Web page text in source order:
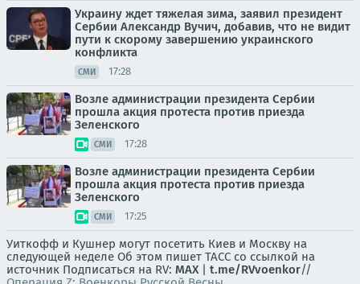
Украину ждет тяжелая зима, заявил президент
Сербии Александр Вучич, добавив, что не видит
пути к скорому завершению украинского
конфликта
СМИ 17:28
Возле администрации президента Сербии
прошла акция протеста против приезда
Зеленского
СМИ 17:28
Возле администрации президента Сербии
прошла акция протеста против приезда
Зеленского
СМИ 17:25
Уиткофф и Кушнер могут посетить Киев и Москву на
следующей неделе Об этом пишет ТАСС со ссылкой на
источник Подписаться на RV: MAX| t.me/RVvoenkor//